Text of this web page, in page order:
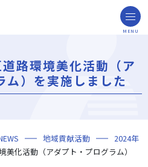
MENU
路環境美化活動（ア
ム）を実施しました
地域貢献活動
2024年
美化活動（アダプト・プログラム）